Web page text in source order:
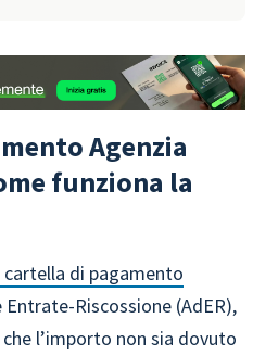
Agenzia
funziona la
di pagamento
Riscossione (AdER),
l’importo non sia dovuto